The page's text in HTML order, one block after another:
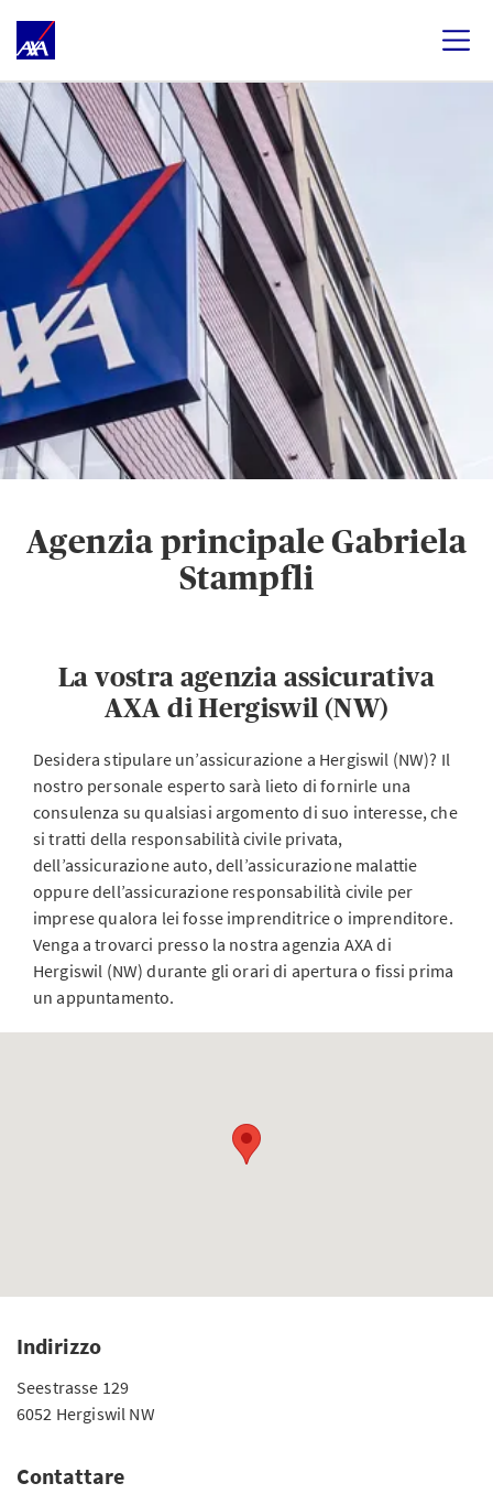
Agenzia principale Gabriela
Stampfli
La vostra agenzia assicurativa
AXA di Hergiswil (NW)
Desidera stipulare un’assicurazione a Hergiswil (NW)? Il
nostro personale esperto sarà lieto di fornirle una
consulenza su qualsiasi argomento di suo interesse, che
si tratti della responsabilità civile privata,
dell’assicurazione auto, dell’assicurazione malattie
oppure dell’assicurazione responsabilità civile per
imprese qualora lei fosse imprenditrice o imprenditore.
Venga a trovarci presso la nostra agenzia AXA di
Hergiswil (NW) durante gli orari di apertura o fissi prima
un appuntamento.
Indirizzo
Seestrasse 129
6052 Hergiswil NW
Contattare